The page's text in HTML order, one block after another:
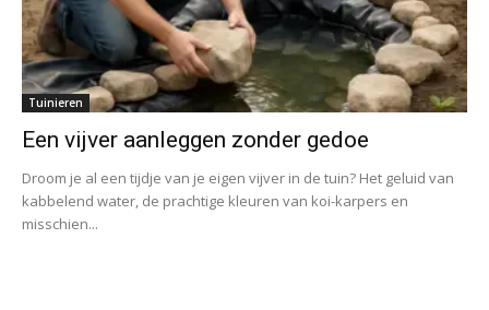
Tuinieren
Een vijver aanleggen zonder gedoe
Droom je al een tijdje van je eigen vijver in de tuin? Het geluid van
kabbelend water, de prachtige kleuren van koi-karpers en
misschien...